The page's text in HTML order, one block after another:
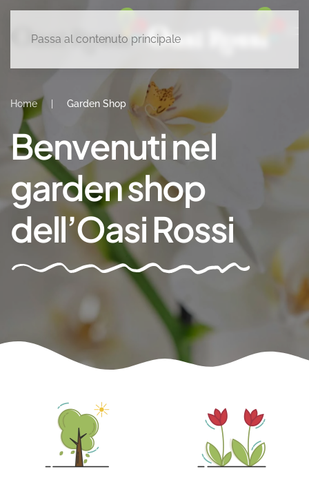
Passa al contenuto principale
Home Garden Shop
Benvenuti nel
garden shop
dell’Oasi Rossi